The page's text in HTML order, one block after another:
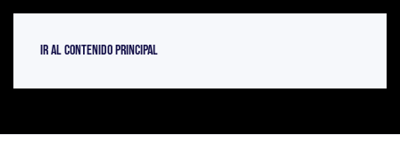
Ir al contenido principal